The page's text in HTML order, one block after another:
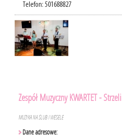
Telefon: 501688827
Zespół Muzyczny KWARTET -
MUZYKA NA ŚLUB I WESELE
Dane adresowe: